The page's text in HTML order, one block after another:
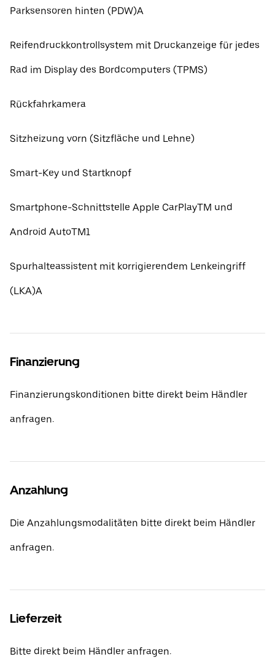
Parksensoren hinten (PDW)A
Reifendruckkontrollsystem mit Druckanzeige für jedes
Rad im Display des Bordcomputers (TPMS)
Rückfahrkamera
Sitzheizung vorn (Sitzfläche und Lehne)
Smart-Key und Startknopf
Smartphone-Schnittstelle Apple CarPlayTM und
Android AutoTM1
Spurhalteassistent mit korrigierendem Lenkeingriff
(LKA)A
Finanzierung
Finanzierungskonditionen bitte direkt beim Händler
anfragen.
Anzahlung
Die Anzahlungsmodalitäten bitte direkt beim Händler
anfragen.
Lieferzeit
Bitte direkt beim Händler anfragen.